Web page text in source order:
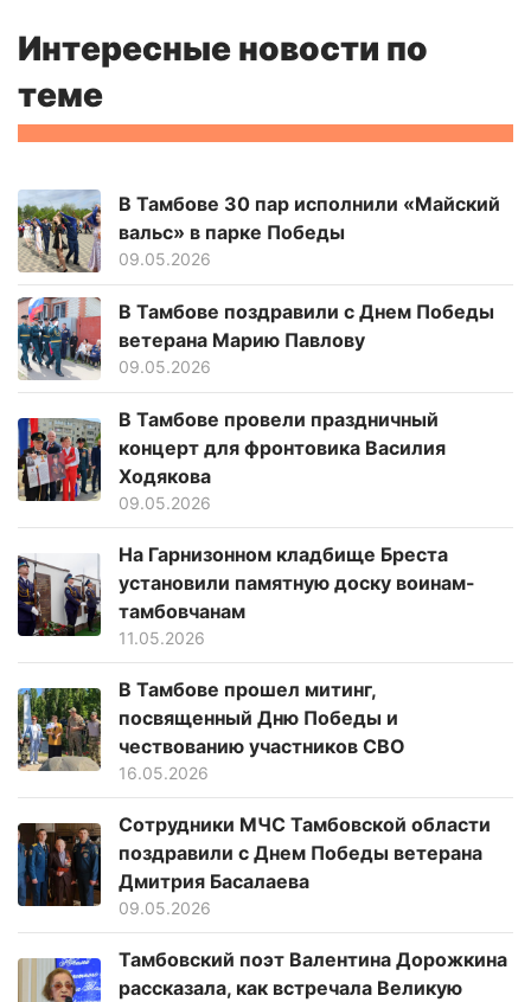
Интересные новости по
теме
В Тамбове 30 пар исполнили «Майский
вальс» в парке Победы
09.05.2026
В Тамбове поздравили с Днем Победы
ветерана Марию Павлову
09.05.2026
В Тамбове провели праздничный
концерт для фронтовика Василия
Ходякова
09.05.2026
На Гарнизонном кладбище Бреста
установили памятную доску воинам-
тамбовчанам
11.05.2026
В Тамбове прошел митинг,
посвященный Дню Победы и
чествованию участников СВО
16.05.2026
Сотрудники МЧС Тамбовской области
поздравили с Днем Победы ветерана
Дмитрия Басалаева
09.05.2026
Тамбовский поэт Валентина Дорожкина
рассказала, как встречала Великую